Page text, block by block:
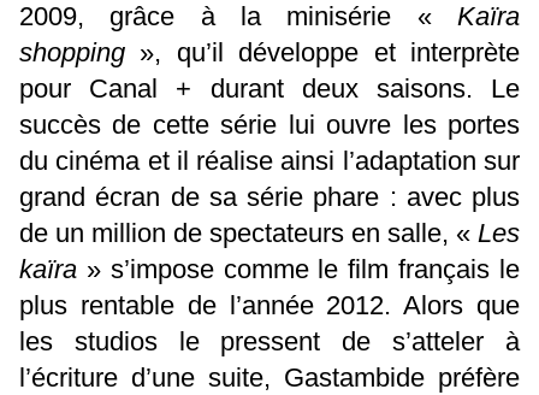
2009, grâce à la minisérie « Kaïra
shopping », qu’il développe et interprète
pour Canal + durant deux saisons. Le
succès de cette série lui ouvre les portes
du cinéma et il réalise ainsi l’adaptation sur
grand écran de sa série phare : avec plus
de un million de spectateurs en salle, « Les
kaïra » s’impose comme le film français le
plus rentable de l’année 2012. Alors que
les studios le pressent de s’atteler à
l’écriture d’une suite, Gastambide préfère